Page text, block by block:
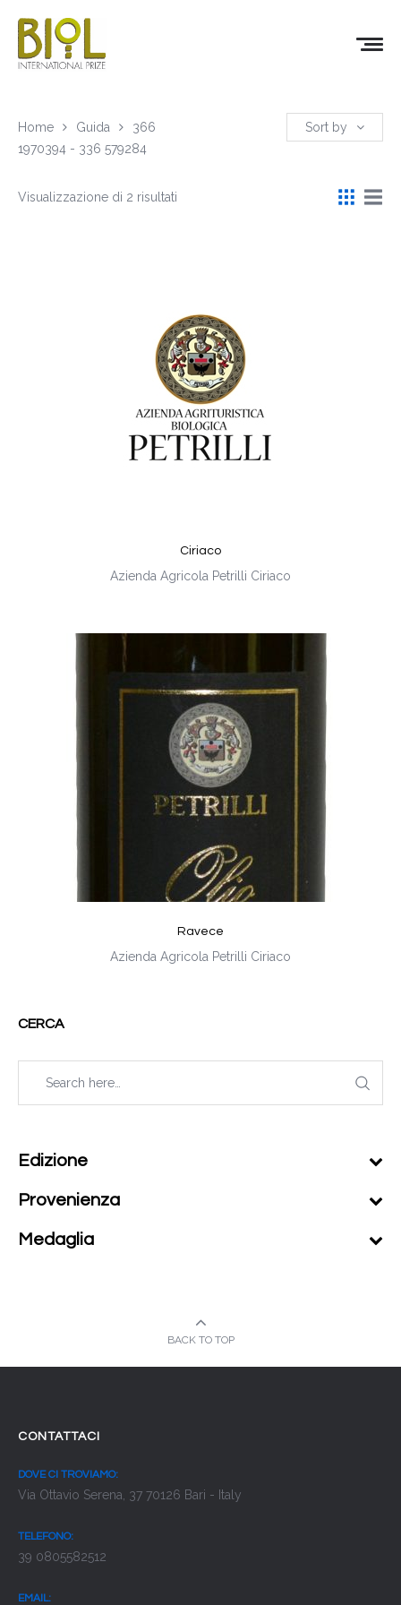
Home Guida
366
1970394 - 336 579284
Sort by
Visualizzazione di 2 risultati
Ciriaco
Azienda Agricola Petrilli Ciriaco
Ravece
Azienda Agricola Petrilli Ciriaco
CERCA
Edizione
Provenienza
Medaglia
BACK TO TOP
CONTATTACI
DOVE CI TROVIAMO:
Via Ottavio Serena, 37 70126 Bari - Italy
TELEFONO:
39 0805582512
EMAIL: